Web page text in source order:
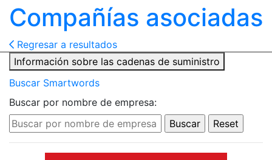
Compañías asociadas
Regresar a resultados
Información sobre las cadenas de suministro
Buscar Smartwords
Buscar por nombre de empresa: